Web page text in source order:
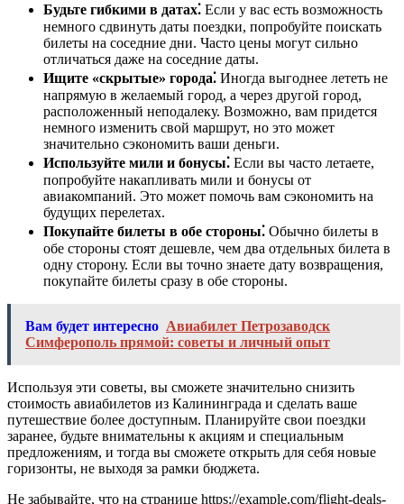
Будьте гибкими в датах⁚ Если у вас есть возможность
немного сдвинуть даты поездки, попробуйте поискать
билеты на соседние дни. Часто цены могут сильно
отличаться даже на соседние даты.
Ищите «скрытые» города⁚ Иногда выгоднее лететь не
напрямую в желаемый город, а через другой город,
расположенный неподалеку. Возможно, вам придется
немного изменить свой маршрут, но это может
значительно сэкономить ваши деньги.
Используйте мили и бонусы⁚ Если вы часто летаете,
попробуйте накапливать мили и бонусы от
авиакомпаний. Это может помочь вам сэкономить на
будущих перелетах.
Покупайте билеты в обе стороны⁚ Обычно билеты в
обе стороны стоят дешевле, чем два отдельных билета в
одну сторону. Если вы точно знаете дату возвращения,
покупайте билеты сразу в обе стороны.
Вам будет интересно Авиабилет Петрозаводск
Симферополь прямой: советы и личный опыт
Используя эти советы, вы сможете значительно снизить
стоимость авиабилетов из Калининграда и сделать ваше
путешествие более доступным. Планируйте свои поездки
заранее, будьте внимательны к акциям и специальным
предложениям, и тогда вы сможете открыть для себя новые
горизонты, не выходя за рамки бюджета.
Не забывайте, что на странице https://example.com/flight-deals-